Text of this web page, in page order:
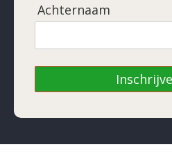
Achternaam